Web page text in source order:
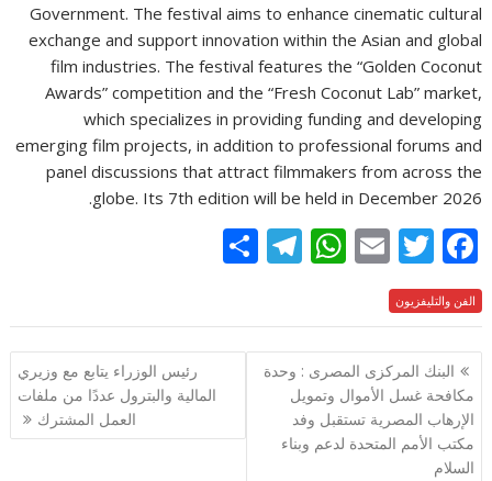
Government. The festival aims to enhance cinematic cultural
exchange and support innovation within the Asian and global
film industries. The festival features the “Golden Coconut
Awards” competition and the “Fresh Coconut Lab” market,
which specializes in providing funding and developing
emerging film projects, in addition to professional forums and
panel discussions that attract filmmakers from across the
globe. Its 7th edition will be held in December 2026.
F
ac
e
b
o
o
k
T
w
itt
er
E
m
ai
l
W
h
at
s
A
p
p
T
el
e
gr
a
ar
e
الفن والتليفزيون
تصفّح
المقالات
البنك المركزى المصرى : وحدة
مكافحة غسل الأموال وتمويل
الإرهاب المصرية تستقبل وفد
مكتب الأمم المتحدة لدعم وبناء
السلام
رئيس الوزراء يتابع مع وزيري
المالية والبترول عددًا من ملفات
العمل المشترك